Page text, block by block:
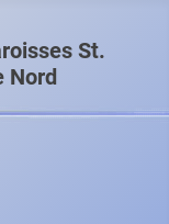
St.
Nord